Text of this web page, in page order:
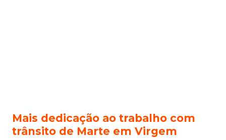
Mais dedicação ao trabalho com
trânsito de Marte em Virgem